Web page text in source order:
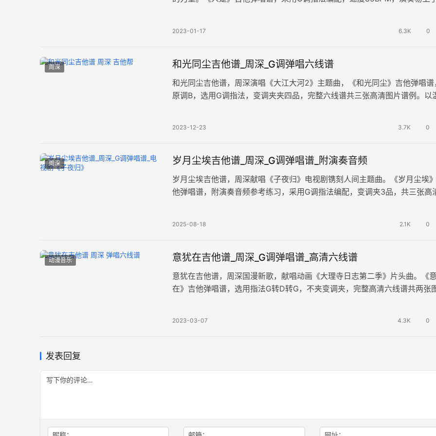
2023-01-17 6.3K 0
周深 和光同尘吉他谱_周深_G调弹唱六线谱
和光同尘吉他谱，周深演唱《大江大河2》主题曲，《和光同尘》吉他弹唱谱
原调B，选用G调指法，变调夹夹四品，完整六线谱共三张高清图片谱例。以
2023-12-23 3.7K 0
周深 岁月尘埃吉他谱_周深_G调弹唱谱_附演奏音频
岁月尘埃吉他谱，周深献唱《子夜归》电视剧镌刻人间主题曲。《岁月尘埃
他弹唱谱，附演奏音频参考练习，采用G调指法编配，变调夹3品，共三张高
2025-08-18 2.1K 0
动漫音乐 意犹在吉他谱_周深_G调弹唱谱_高清六线谱
意犹在吉他谱，周深国漫新歌，献唱动画《大理寺日志第二季》片头曲。《
在》吉他弹唱谱，选用指法G转D转G，不夹变调夹，完整高清六线谱共两张
2023-03-07 4.3K 0
发表回复